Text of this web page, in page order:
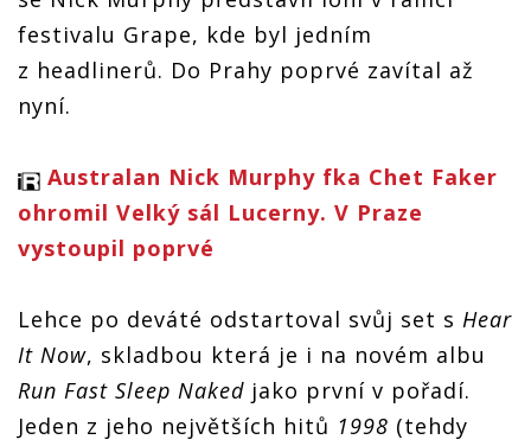
festivalu Grape, kde byl jedním
z headlinerů. Do Prahy poprvé zavítal až
nyní.
Australan Nick Murphy fka Chet Faker
ohromil Velký sál Lucerny. V Praze
vystoupil poprvé
Lehce po deváté odstartoval svůj set s Hear
It Now, skladbou která je i na novém albu
Run Fast Sleep Naked jako první v pořadí.
Jeden z jeho největších hitů 1998 (tehdy